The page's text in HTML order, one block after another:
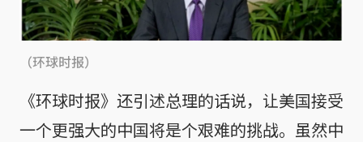
（环球时报）
《环球时报》还引述总理的话说，让美国接受
一个更强大的中国将是个艰难的挑战。虽然中